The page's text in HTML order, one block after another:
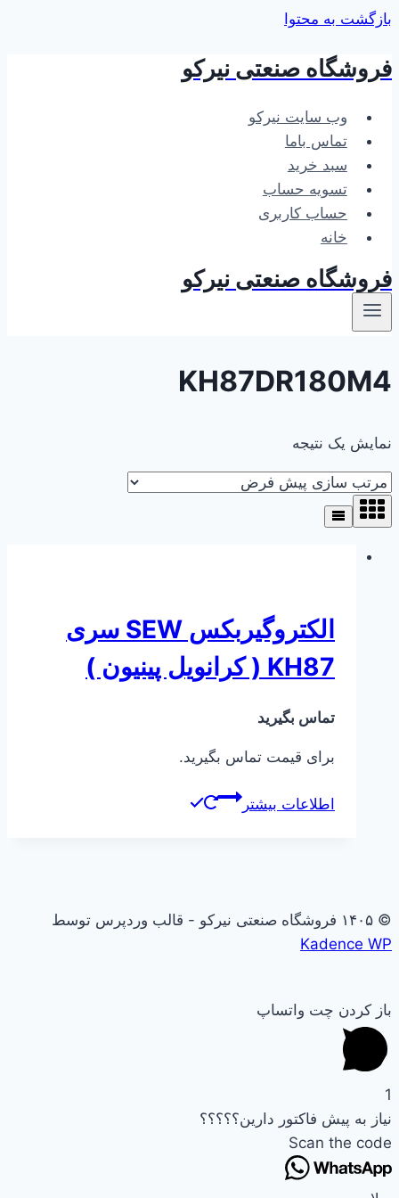
بازگشت به محتوا
فروشگاه صنعتی نیرکو
وب سایت نیرکو
تماس باما
سبد خرید
تسویه حساب
حساب کاربری
خانه
فروشگاه صنعتی نیرکو
KH87DR180M4
نمایش یک نتیجه
الکتروگیربکس SEW سری
KH87 ( کرانویل پینیون )
تماس بگیرید
برای قیمت تماس بگیرید.
اطلاعات بیشتر
© ۱۴۰۵ فروشگاه صنعتی نیرکو - قالب وردپرس توسط
Kadence WP
باز کردن چت واتساپ
1
نیاز به پیش فاکتور دارین؟؟؟؟؟
Scan the code